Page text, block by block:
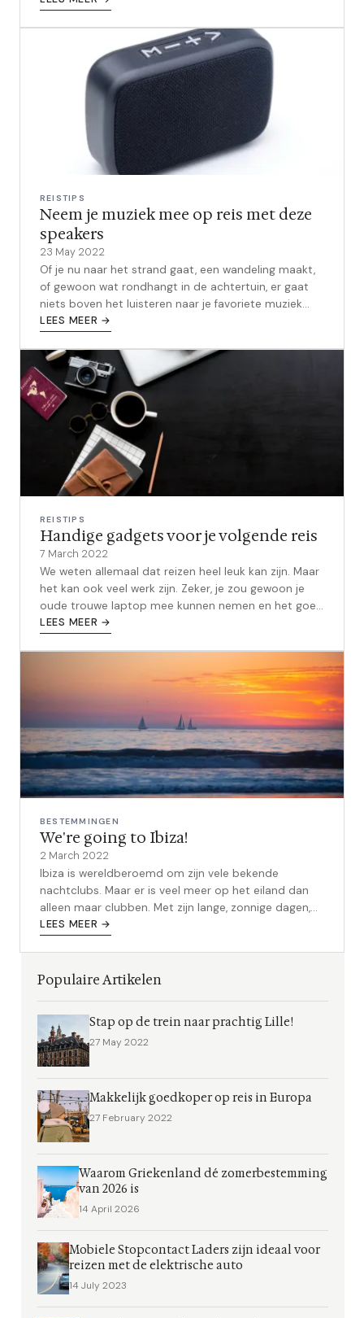
REISTIPS
Neem je muziek mee op reis met deze
speakers
23 May 2022
Of je nu naar het strand gaat, een wandeling maakt,
of gewoon wat rondhangt in de achtertuin, er gaat
niets boven het luisteren naar je favoriete muziek
terwijl je geniet van de na...
LEES MEER →
REISTIPS
Handige gadgets voor je volgende reis
7 March 2022
We weten allemaal dat reizen heel leuk kan zijn. Maar
het kan ook veel werk zijn. Zeker, je zou gewoon je
oude trouwe laptop mee kunnen nemen en het goed
noemen. Maar waarom zou je...
LEES MEER →
BESTEMMINGEN
We're going to Ibiza!
2 March 2022
Ibiza is wereldberoemd om zijn vele bekende
nachtclubs. Maar er is veel meer op het eiland dan
alleen maar clubben. Met zijn lange, zonnige dagen,
mooie stranden en rijke cultuu...
LEES MEER →
Populaire Artikelen
Stap op de trein naar prachtig Lille!
27 May 2022
Makkelijk goedkoper op reis in Europa
27 February 2022
Waarom Griekenland dé zomerbestemming
van 2026 is
14 April 2026
Mobiele Stopcontact Laders zijn ideaal voor
reizen met de elektrische auto
14 July 2023